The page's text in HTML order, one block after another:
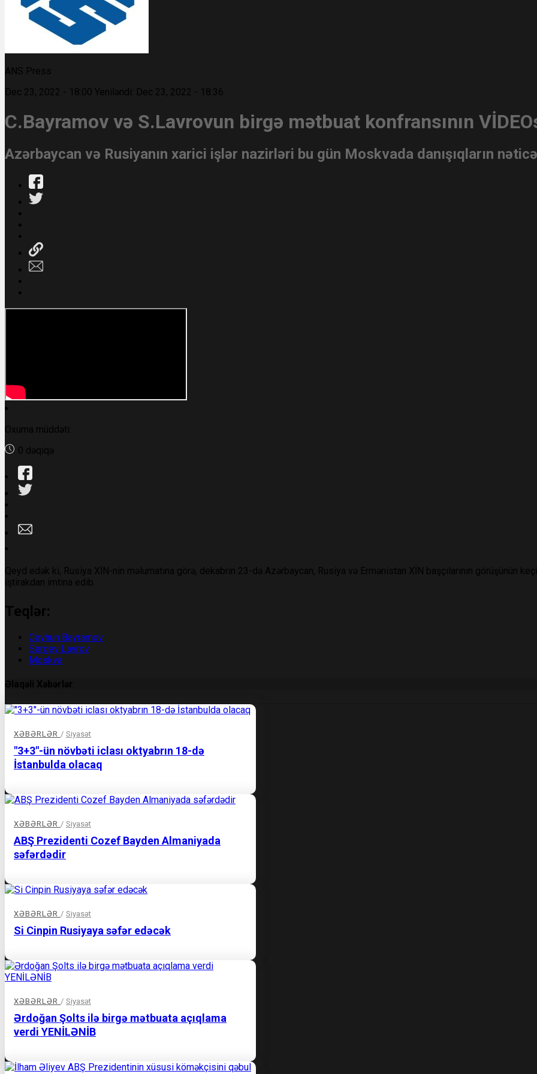
ANS Press
Dec 23, 2022 - 18:00 Yeniləndi: Dec 23, 2022 - 18:36
C.Bayramov və S.Lavrovun birgə mətbuat konfransının
Azərbaycan və Rusiyanın xarici işlər nazirləri bu gün Moskvada danışıqların
Oxuma müddəti:
0 dəqiqə
Qeyd edək ki, Rusiya XİN-nin məlumatına görə, dekabrın 23-də Azərbaycan, Rusiya və Ermənistan XİN başçılarının görüşünün
iştirakdan imtina edib.
Teqlər:
Ceyhun Bayramov
Sergey Lavrov
Moskva
Əlaqəli Xəbərlər
XƏBƏRLƏR / Siyasət
"3+3"-ün növbəti iclası oktyabrın 18-də
İstanbulda olacaq
XƏBƏRLƏR / Siyasət
ABŞ Prezidenti Cozef Bayden Almaniyada
səfərdədir
XƏBƏRLƏR / Siyasət
Si Cinpin Rusiyaya səfər edəcək
XƏBƏRLƏR / Siyasət
Ərdoğan Şolts ilə birgə mətbuata açıqlama
verdi YENİLƏNİB